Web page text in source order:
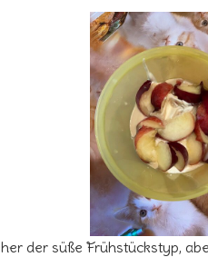
der süße Frühstückstyp,